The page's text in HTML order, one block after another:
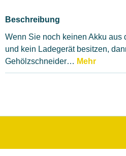
Beschreibung
Wenn Sie noch keinen Akku aus
und kein Ladegerät besitzen,
Gehölzschneider… Mehr